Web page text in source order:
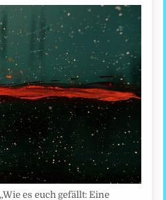
es euch gefällt: Eine